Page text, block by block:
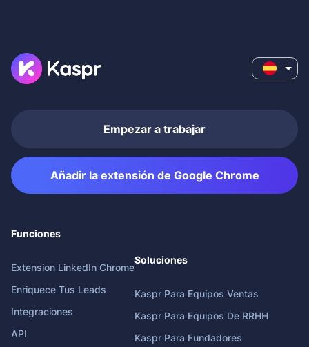
Empezar a trabajar
Añadir la extensión de Google Chrome
Funciones
Extension LinkedIn Chrome
Enriquece Tus Leads
Integraciones
API
Soluciones
Kaspr Para Equipos Ventas
Kaspr Para Equipos De RRHH
Kaspr Para Fundadores